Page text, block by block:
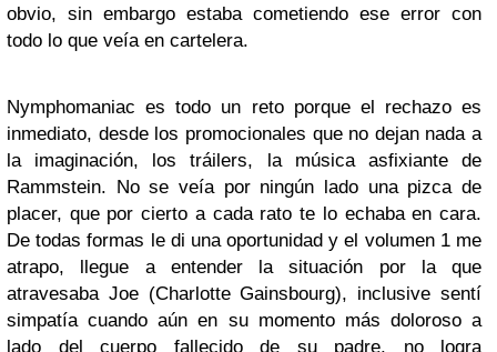
obvio, sin embargo estaba cometiendo ese error con
todo lo que veía en cartelera.
Nymphomaniac es todo un reto porque el rechazo es
inmediato, desde los promocionales que no dejan nada a
la imaginación, los tráilers, la música asfixiante de
Rammstein. No se veía por ningún lado una pizca de
placer, que por cierto a cada rato te lo echaba en cara.
De todas formas le di una oportunidad y el volumen 1 me
atrapo, llegue a entender la situación por la que
atravesaba Joe (Charlotte Gainsbourg), inclusive sentí
simpatía cuando aún en su momento más doloroso a
lado del cuerpo fallecido de su padre, no logra